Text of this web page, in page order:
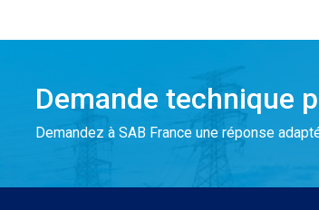
Demande technique
Demandez à SAB France une réponse